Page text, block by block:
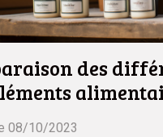
des
08/10/2023